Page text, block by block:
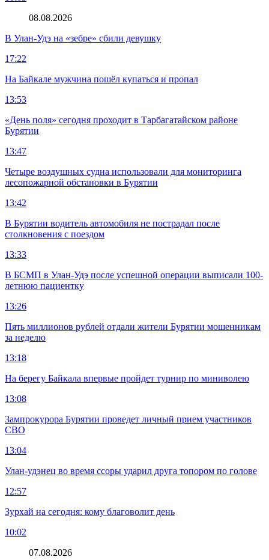
08.08.2026
В Улан-Удэ на «зебре» сбили девушку
17:22
На Байкале мужчина пошёл купаться и пропал
13:53
«День поля» сегодня проходит в Тарбагатайском районе
Бурятии
13:47
Четыре воздушных судна использовали для мониторинга
лесопожарной обстановки в Бурятии
13:42
В Бурятии водитель автомобиля не пострадал после
столкновения с поездом
13:33
В БСМП в Улан-Удэ после успешной операции выписали 100-
летнюю пациентку
13:26
Пять миллионов рублей отдали жители Бурятии мошенникам
за неделю
13:18
На берегу Байкала впервые пройдет турнир по миниволею
13:08
Зампрокурора Бурятии проведет личный прием участников
СВО
13:04
Улан-удэнец во время ссоры ударил друга топором по голове
12:57
Зурхай на сегодня: кому благоволит день
10:02
07.08.2026